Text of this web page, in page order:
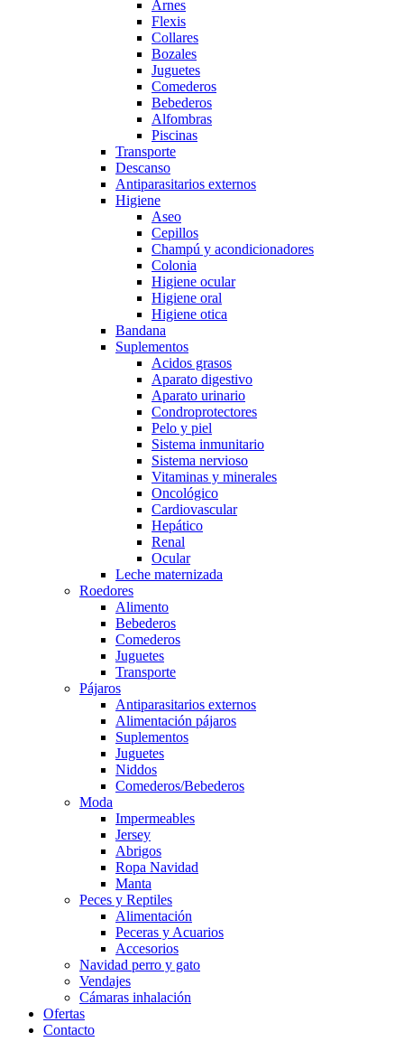
Arnes
Flexis
Collares
Bozales
Juguetes
Comederos
Bebederos
Alfombras
Piscinas
Transporte
Descanso
Antiparasitarios externos
Higiene
Aseo
Cepillos
Champú y acondicionadores
Colonia
Higiene ocular
Higiene oral
Higiene otica
Bandana
Suplementos
Acidos grasos
Aparato digestivo
Aparato urinario
Condroprotectores
Pelo y piel
Sistema inmunitario
Sistema nervioso
Vitaminas y minerales
Oncológico
Cardiovascular
Hepático
Renal
Ocular
Leche maternizada
Roedores
Alimento
Bebederos
Comederos
Juguetes
Transporte
Pájaros
Antiparasitarios externos
Alimentación pájaros
Suplementos
Juguetes
Niddos
Comederos/Bebederos
Moda
Impermeables
Jersey
Abrigos
Ropa Navidad
Manta
Peces y Reptiles
Alimentación
Peceras y Acuarios
Accesorios
Navidad perro y gato
Vendajes
Cámaras inhalación
Ofertas
Contacto